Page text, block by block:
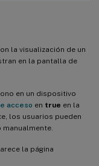
la visualización de un
en la pantalla de
en un dispositivo
acceso en true en la
los usuarios pueden
la página